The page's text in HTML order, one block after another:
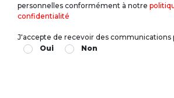
personnelles conformément à notre
confidentialité
J'accepte de recevoir des communications
Oui
Non